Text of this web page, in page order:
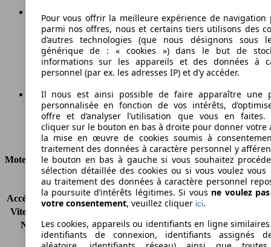
136 g/km
Émissions de CO2 (combinées)*
Ø 5.3 l/100km
Consommation
Moteur et Puissance
KW (CH)
91 kW (124 PS)
Accélération (0-100 km/h) 11.0s
Vitesse maximale (km/h)
Nombre de vitesses
6
Couple
310 nm
Pour vous offrir la meilleure expérience de navigation
parmi nos offres, nous et certains tiers utilisons des
d’autres technologies (que nous désignons sous
générique de : « cookies ») dans le but de
informations sur les appareils et des données à
personnel (par ex. les adresses IP) et d’y accéder.
Il nous est ainsi possible de faire apparaître une
personnalisée en fonction de vos intérêts,
offre et d’analyser l’utilisation que vous en faites.
cliquer sur le bouton en bas à droite pour donner votre
la mise en œuvre de cookies soumis à
traitement des données à caractère personnel y
le bouton en bas à gauche si vous souhaitez
sélection détaillée des cookies ou si vous voulez vous
au traitement des données à caractère personnel
la poursuite d’intérêts légitimes. Si vous ne voulez
votre consentement, veuillez cliquer ici.
Les cookies, appareils ou identifiants en ligne
identifiants de connexion, identifiants assignés